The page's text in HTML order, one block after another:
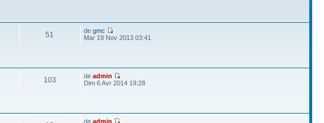
51 degmc
Mar 19 Nov 2013 03:41
103 deadmin
Dim 6 Avr 2014 19:28
deadmin